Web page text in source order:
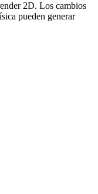
2D. Los cambios
pueden generar